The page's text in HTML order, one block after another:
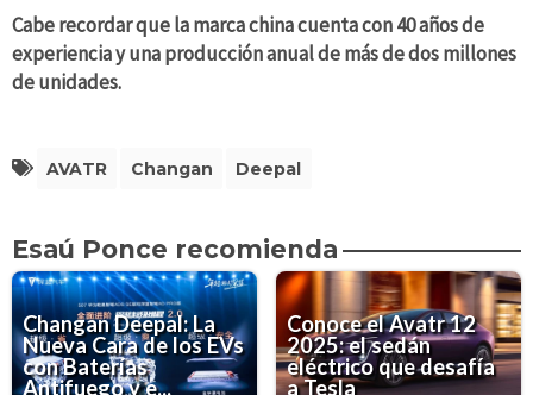
Cabe recordar que la marca china cuenta con 40 años de
experiencia y una producción anual de más de dos millones
de unidades.
AVATR Changan Deepal
Esaú Ponce recomienda
Changan Deepal: La
Nueva Cara de los EVs
con Baterías
Antifuego y e...
Conoce el Avatr 12
2025: el sedán
eléctrico que desafía
a Tesla